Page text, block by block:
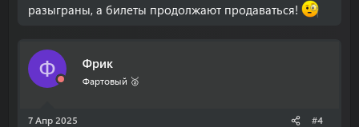
разыграны, а билеты продолжают продаваться!
Ф Фрик
Фартовый 🥈
7 Апр 2025 #4